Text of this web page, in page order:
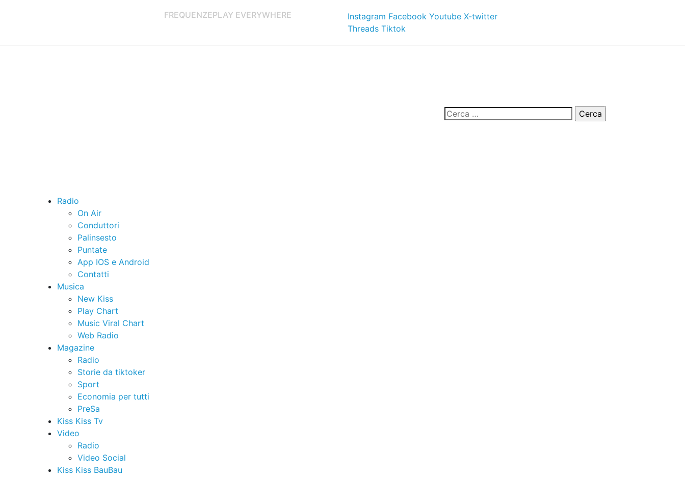
FREQUENZEPLAY EVERYWHERE Instagram Facebook Youtube X-twitter
Threads Tiktok
Radio
On Air
Conduttori
Palinsesto
Puntate
App IOS e Android
Contatti
Musica
New Kiss
Play Chart
Music Viral Chart
Web Radio
Magazine
Radio
Storie da tiktoker
Sport
Economia per tutti
PreSa
Kiss Kiss Tv
Video
Radio
Video Social
Kiss Kiss BauBau